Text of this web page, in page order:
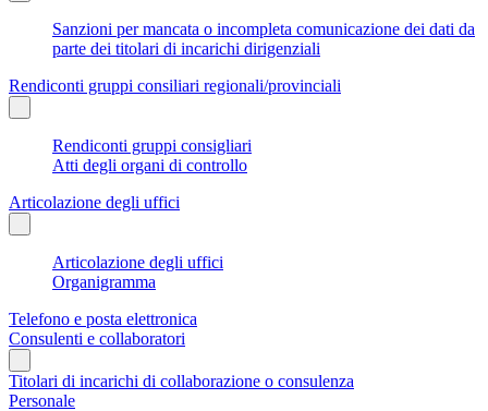
Sanzioni per mancata o incompleta comunicazione dei dati da
parte dei titolari di incarichi dirigenziali
Rendiconti gruppi consiliari regionali/provinciali
Rendiconti gruppi consigliari
Atti degli organi di controllo
Articolazione degli uffici
Articolazione degli uffici
Organigramma
Telefono e posta elettronica
Consulenti e collaboratori
Titolari di incarichi di collaborazione o consulenza
Personale